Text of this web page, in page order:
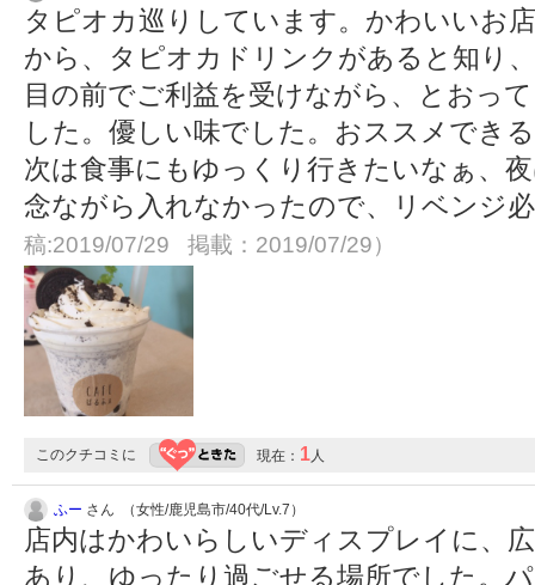
タピオカ巡りしています。かわいいお
から、タピオカドリンクがあると知り
目の前でご利益を受けながら、とおっ
した。優しい味でした。おススメでき
次は食事にもゆっくり行きたいなぁ、
念ながら入れなかったので、リベンジ
稿:2019/07/29 掲載：2019/07/29）
このクチコミに 現在： 1 人
ふー さん （女性/鹿児島市/40代/Lv.7）
店内はかわいらしいディスプレイに、
あり、ゆったり過ごせる場所でした。